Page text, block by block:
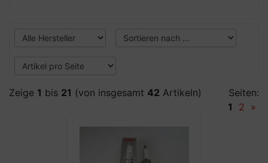
Zeige 1 bis 21 (von insgesamt 42 Artikeln)
Seiten:
1
2 »